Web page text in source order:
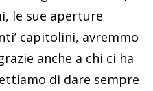
le sue aperture
capitolini, avremmo
anche a chi ci ha
di dare sempre